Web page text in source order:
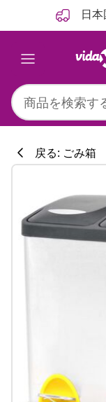
日
戻る: ごみ箱